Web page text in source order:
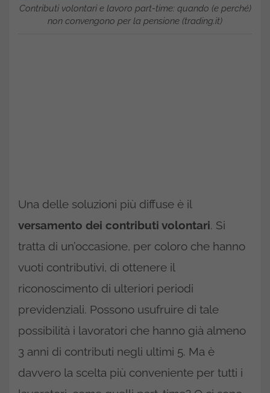
Contributi volontari e lavoro part-time: quando (e perché)
non convengono per la pensione (trading.it)
Una delle soluzioni più diffuse è il
versamento dei contributi volontari. Si
tratta di un’occasione, per coloro che hanno
vuoti contributivi, di ottenere il
riconoscimento di ulteriori periodi
previdenziali. Possono usufruire di tale
possibilità i lavoratori che hanno già almeno
3 anni di contributi negli ultimi 5. Ma è
davvero la scelta più conveniente per tutti i